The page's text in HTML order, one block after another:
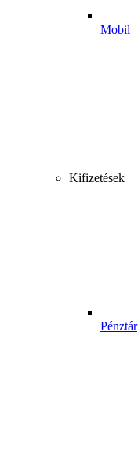
Mobil
Kifizetések
Pénztár